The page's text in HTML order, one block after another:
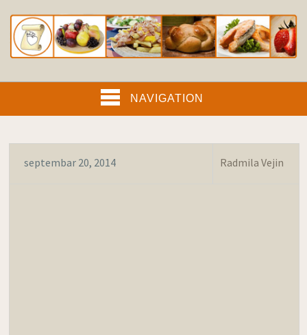
NAVIGATION
septembar 20, 2014 Radmila Vejin